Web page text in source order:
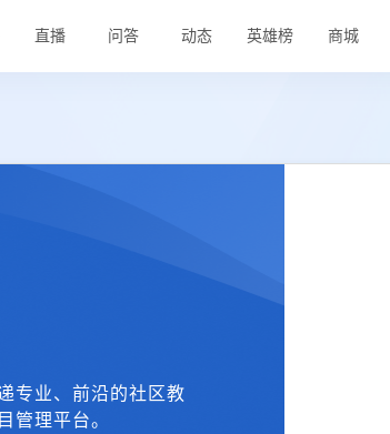
直播 问答 动态 英雄榜 商城
专业、前沿的社区教
理平台。